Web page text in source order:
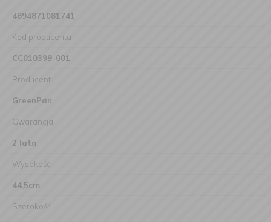
4894871081741
Kod producenta
CC010399-001
Producent
GreenPan
Gwarancja
2 lata
Wysokość
44,5cm
Szerokość